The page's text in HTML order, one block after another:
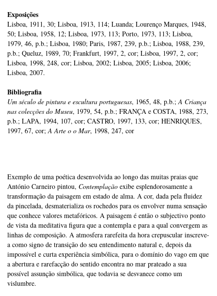
Exposições
Lisboa, 1911, 30; Lisboa, 1913, 114; Luanda; Lourenço Marques, 1948,
50; Lisboa, 1958, 12; Lisboa, 1973, 113; Porto, 1973, 113; Lisboa,
1979, 46, p.b.; Lisboa, 1980; Paris, 1987, 239, p.b.; Lisboa, 1988, 239,
p.b.; Queluz, 1989, 70; Frankfurt, 1997, 2, cor; Lisboa, 1997, 2, cor;
Lisboa, 1998, 248, cor; Lisboa, 2002; Lisboa, 2005; Lisboa, 2006;
Lisboa, 2007.
Bibliografia
Um século de pintura e escultura portuguesas, 1965, 48, p.b.;A Criança
nas colecções do Museu, 1979, 54, p.b.; FRANÇA e COSTA, 1988, 273,
p.b.; LAPA, 1994, 107, cor; CASTRO, 1997, 133, cor; HENRIQUES,
1997, 67, cor; A Arte o o Mar, 1998, 247, cor
Exemplo de uma poética desenvolvida ao longo das muitas praias que
António Carneiro pintou, Contemplação exibe esplendorosamente a
transformação da paisagem em estado de alma. A cor, dada pela fluidez
da pincelada, desmaterializa os rochedos para os envolver numa sensação
que conhece valores metafóricos. A paisagem é então o subjectivo ponto
de vista da meditativa figura que a contempla e para a qual convergem as
linhas de composição. A atmosfera rarefeita da hora crepuscular inscreve-
a como signo de transição do seu entendimento natural e, depois da
impossível e curta experiência simbólica, para o domínio do vago em que
a abertura e rarefacção do sentido encontra no mar prateado a sua
possível assunção simbólica, que todavia se desvanece como um
vislumbre.